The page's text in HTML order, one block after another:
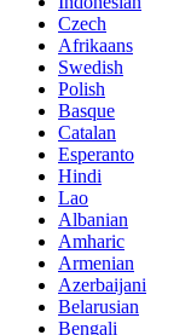
Czech
Afrikaans
Swedish
Polish
Basque
Catalan
Esperanto
Hindi
Lao
Albanian
Amharic
Armenian
Azerbaijani
Belarusian
Bengali